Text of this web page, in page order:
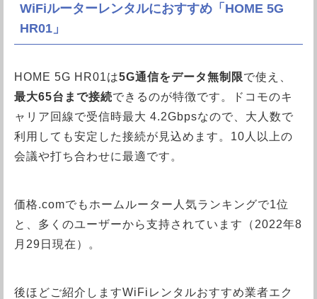
WiFiルーターレンタルにおすすめ「HOME 5G
HR01」
HOME 5G HR01は5G通信をデータ無制限で使え、
最大65台まで接続できるのが特徴です。ドコモのキ
ャリア回線で受信時最大 4.2Gbpsなので、大人数で
利用しても安定した接続が見込めます。10人以上の
会議や打ち合わせに最適です。
価格.comでもホームルーター人気ランキングで1位
と、多くのユーザーから支持されています（2022年8
月29日現在）。
後ほどご紹介しますWiFiレンタルおすすめ業者エク